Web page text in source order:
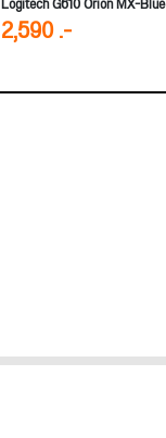
2,590 .-